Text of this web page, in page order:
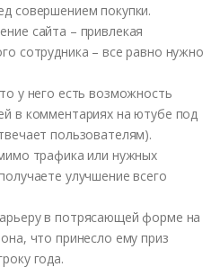
совершением покупки.
сайта – привлекая
сотрудника – все равно нужно
у него есть возможность
в комментариях на ютубе под
пользователям).
трафика или нужных
улучшение всего
в потрясающей форме на
что принесло ему приз
года.